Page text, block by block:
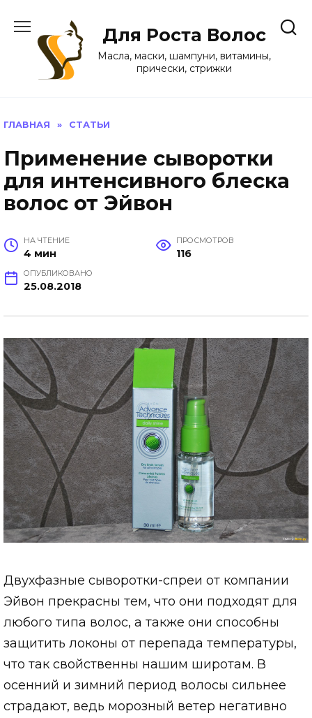
содержанию
Для Роста Волос
Масла, маски, шампуни, витамины,
прически, стрижки
ГЛАВНАЯ » СТАТЬИ
Применение сыворотки
для интенсивного блеска
волос от Эйвон
НА ЧТЕНИЕ
4 мин
ПРОСМОТРОВ
116
ОПУБЛИКОВАНО
25.08.2018
Двухфазные сыворотки-спреи от компании
Эйвон прекрасны тем, что они подходят для
любого типа волос, а также они способны
защитить локоны от перепада температуры,
что так свойственны нашим широтам. В
осенний и зимний период волосы сильнее
страдают, ведь морозный ветер негативно